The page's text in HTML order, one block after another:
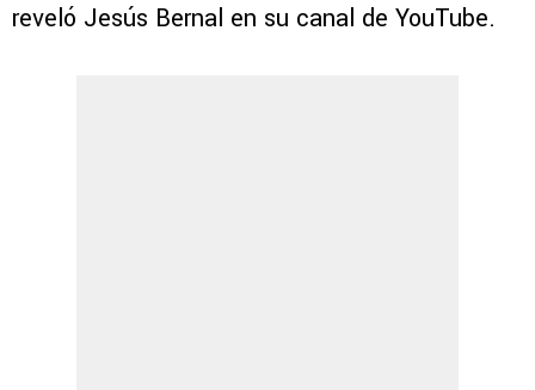
reveló Jesús Bernal en su canal de YouTube.